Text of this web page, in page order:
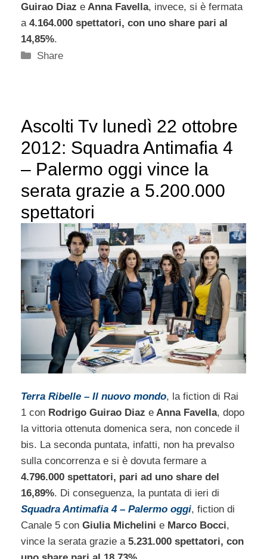
Guirao Diaz e Anna Favella, invece, si è fermata
a 4.164.000 spettatori, con uno share pari al
14,85%.
Categorie
Share
Ascolti Tv lunedì 22 ottobre
2012: Squadra Antimafia 4
– Palermo oggi vince la
serata grazie a 5.200.000
spettatori
Terra Ribelle – Il nuovo mondo, la fiction di Rai
1 con Rodrigo Guirao Diaz e Anna Favella, dopo
la vittoria ottenuta domenica sera, non concede il
bis. La seconda puntata, infatti, non ha prevalso
sulla concorrenza e si è dovuta fermare a
4.796.000 spettatori, pari ad uno share del
16,89%. Di conseguenza, la puntata di ieri di
Squadra Antimafia 4 – Palermo oggi, fiction di
Canale 5 con Giulia Michelini e Marco Bocci,
vince la serata grazie a 5.231.000 spettatori, con